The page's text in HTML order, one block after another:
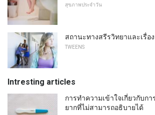
สุขภาพประจำวัน
สถานะทางสรีรวิทยาและเรื่
TWEENS
Intresting articles
การทำความเข้าใจเกี่ยวกับก
ยากที่ไม่สามารถอธิบายได้